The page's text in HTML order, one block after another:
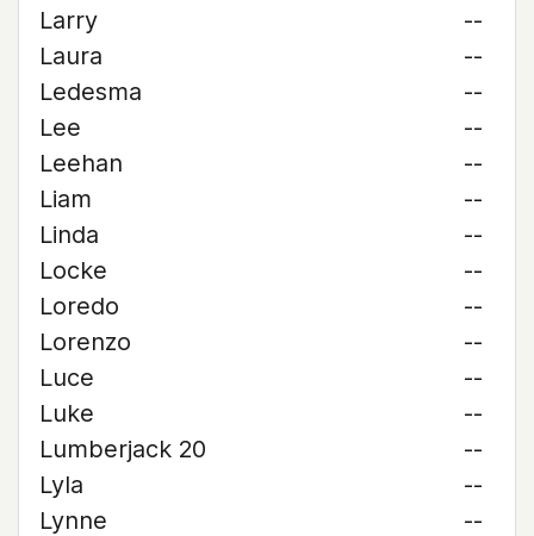
Larry
--
Laura
--
Ledesma
--
Lee
--
Leehan
--
Liam
--
Linda
--
Locke
--
Loredo
--
Lorenzo
--
Luce
--
Luke
--
Lumberjack 20
--
Lyla
--
Lynne
--